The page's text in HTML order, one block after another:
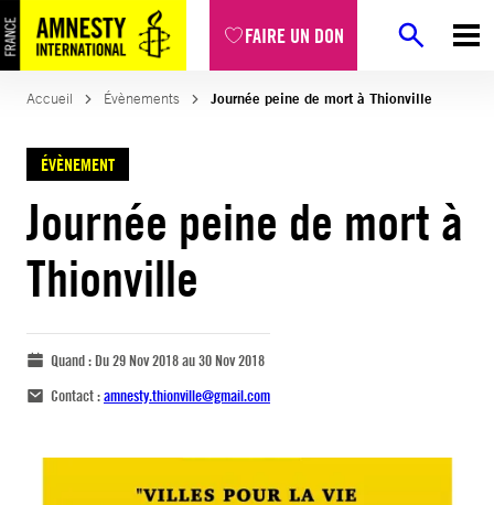
FAIRE UN DON
Accueil Évènements Journée peine de mort à Thionville
ÉVÈNEMENT
Journée peine de mort à
Thionville
Quand :Du 29 Nov 2018 au 30 Nov 2018
Contact :amnesty.thionville@gmail.com